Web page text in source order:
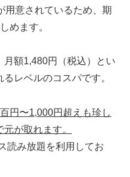
用意されているため、期
めます。
額1,480円（税込）とい
レベルのコスパです。
円〜1,000円超えも珍し
が取れます。
読み放題を利用してお